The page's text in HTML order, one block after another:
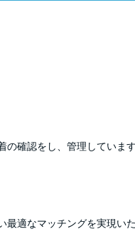
確認をし、管理しています
適なマッチングを実現いた